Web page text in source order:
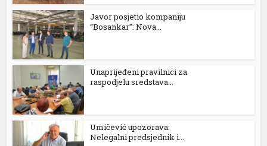
Javor posjetio kompaniju
“Bosankar”: Nova...
Unaprijeđeni pravilnici za
raspodjelu sredstava...
Umičević upozorava:
Nelegalni predsjednik i...